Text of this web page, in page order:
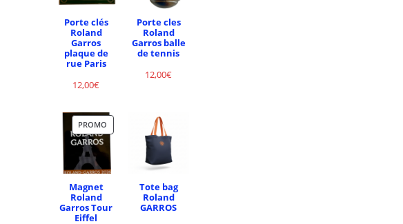
Porte clés
Roland
Garros
plaque de
rue Paris
12,00€
Porte cles
Roland
Garros balle
de tennis
12,00€
PROMO
Magnet
Roland
Garros Tour
Eiffel
Tote bag
Roland
GARROS